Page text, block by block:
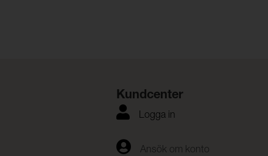
Kundcenter
Logga in
Ansök om konto